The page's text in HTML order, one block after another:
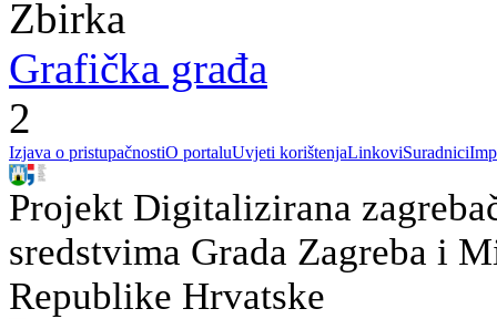
Zbirka
Grafička građa
2
Izjava o pristupačnostiO portaluUvjeti korištenjaLinkoviSuradnici
Projekt Digitalizirana
sredstvima Grada Zagreba i
Republike Hrvatske